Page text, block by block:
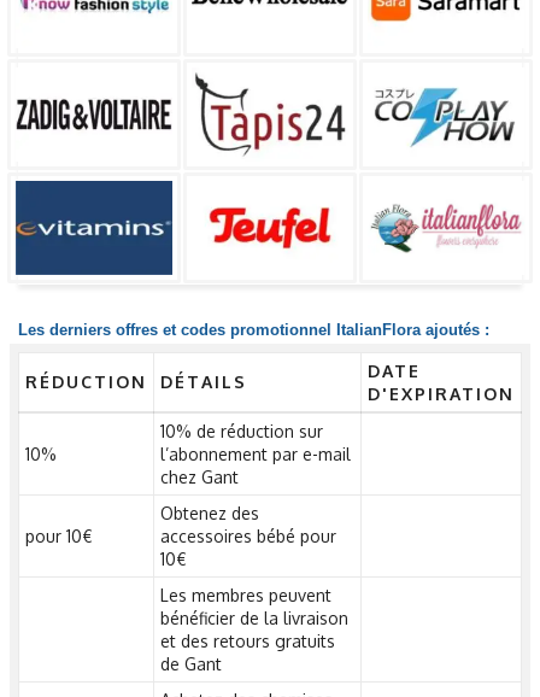
Les derniers offres et codes promotionnel ItalianFlora ajoutés :
RÉDUCTION DÉTAILS
DATE
D'EXPIRATION
10%
10% de réduction sur
l’abonnement par e-mail
chez Gant
pour 10€
Obtenez des
accessoires bébé pour
10€
Les membres peuvent
bénéficier de la livraison
et des retours gratuits
de Gant